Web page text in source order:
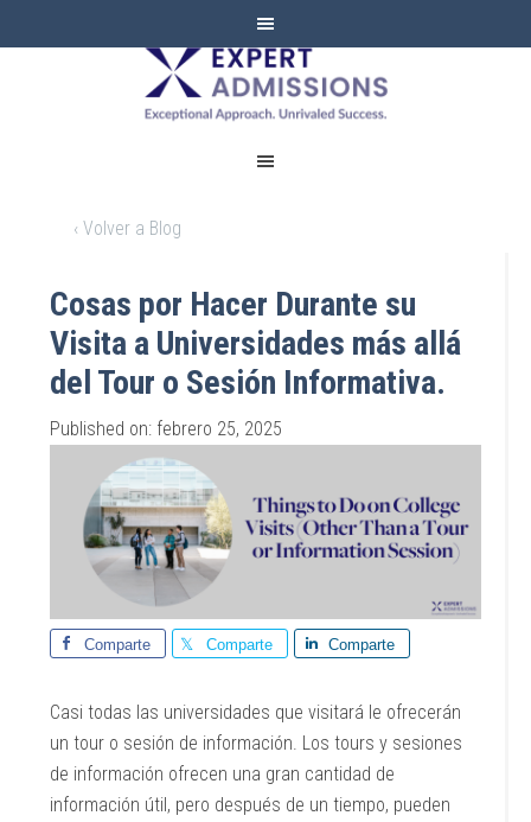
EXPERT
ADMISSIONS
‹ Volver a Blog
Cosas por Hacer Durante su
Visita a Universidades más allá
del Tour o Sesión Informativa.
Published on: febrero 25, 2025
Comparte Comparte Comparte
Casi todas las universidades que visitará le ofrecerán
un tour o sesión de información. Los tours y sesiones
de información ofrecen una gran cantidad de
información útil, pero después de un tiempo, pueden